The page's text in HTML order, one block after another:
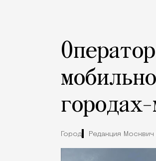
Город Редакция Москвич